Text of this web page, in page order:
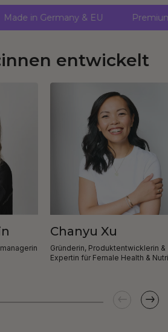
Made in Germany & EU
entwickelt
Chanyu Xu
Gründerin, Produktentwicklerin &
Expertin für Female Health &